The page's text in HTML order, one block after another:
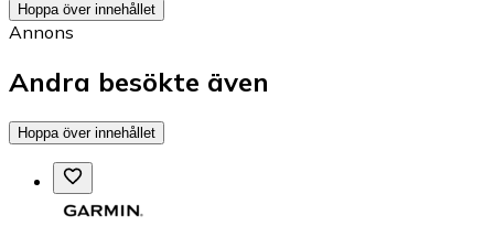
Hoppa över innehållet
Annons
Andra besökte även
Hoppa över innehållet